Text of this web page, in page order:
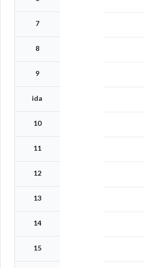
7
8
9
ida
10
11
12
13
14
15